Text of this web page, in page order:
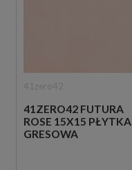
41ZERO42 FUTURA
ROSE 15X15 PŁYTKA
GRESOWA